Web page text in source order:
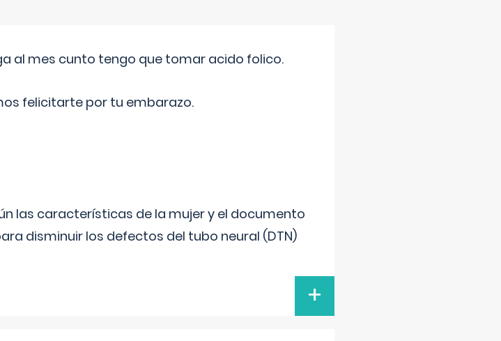
al mes cunto tengo que tomar acido folico.
felicitarte por tu embarazo.
las características de la mujer y el documento
disminuir los defectos del tubo neural (DTN)
+